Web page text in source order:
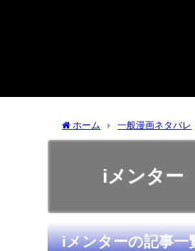
ホーム 一般漫画ネタバレ
iメンター
iメンターの記事一